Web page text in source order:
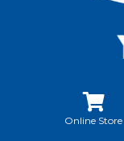
Online Store